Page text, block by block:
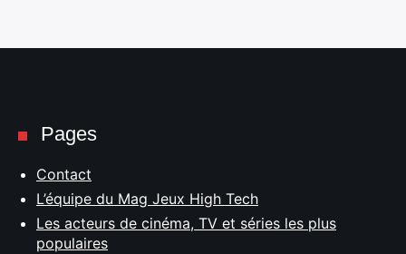
Pages
Contact
L’équipe du Mag Jeux High Tech
Les acteurs de cinéma, TV et séries les plus
populaires